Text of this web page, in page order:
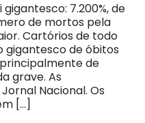
7.200%, de
de mortos pela
Cartórios de todo
de óbitos
de
grave. As
Nacional. Os
[…]